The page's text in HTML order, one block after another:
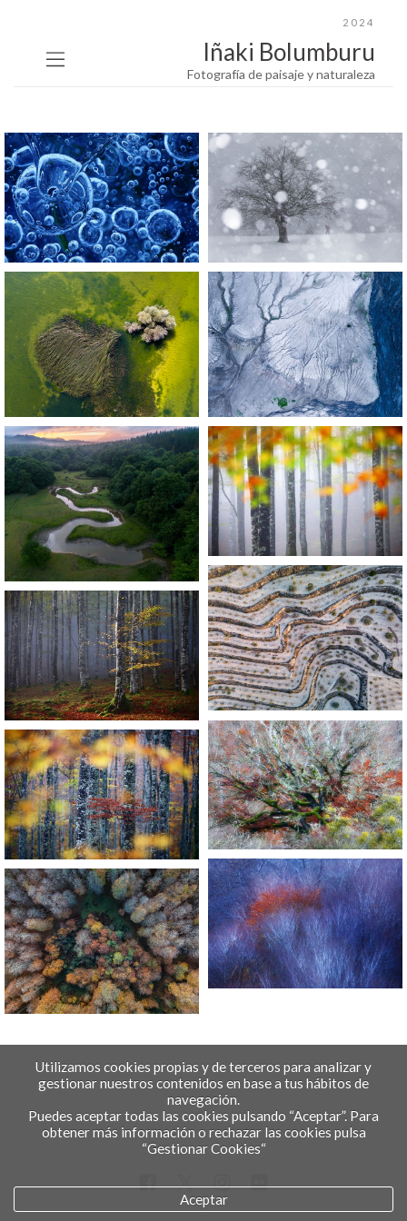
2024
Iñaki Bolumburu
Fotografía de paisaje y naturaleza
Utilizamos cookies propias y de terceros para analizar y
gestionar nuestros contenidos en base a tus hábitos de
navegación.
Puedes aceptar todas las cookies pulsando “Aceptar”. Para
obtener más información o rechazar las cookies pulsa
“Gestionar Cookies“
Aceptar